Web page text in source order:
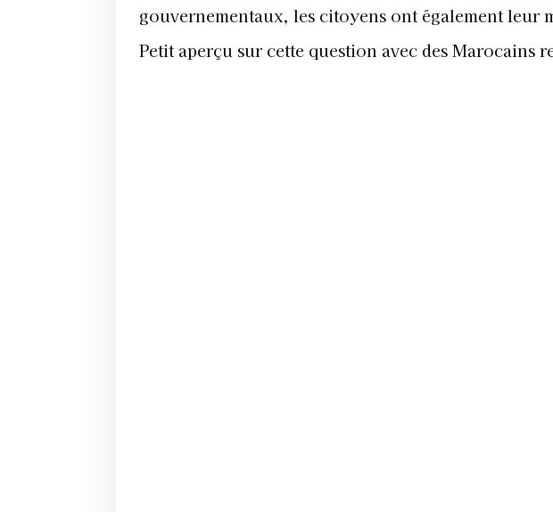
gouvernementaux, les citoyens ont également leur
Petit aperçu sur cette question avec des Marocains